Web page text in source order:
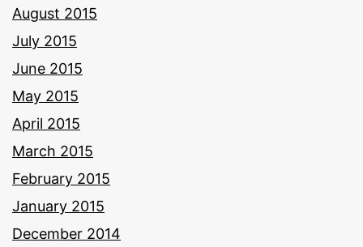
August 2015
July 2015
June 2015
May 2015
April 2015
March 2015
February 2015
January 2015
December 2014